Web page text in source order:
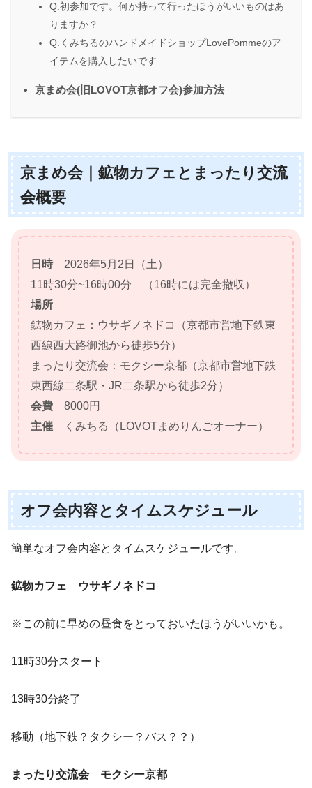
Q.初参加です。何か持って行ったほうがいいものはあ
りますか？
Q.くみちるのハンドメイドショップLovePommeのア
イテムを購入したいです
京まめ会(旧LOVOT京都オフ会)参加方法
京まめ会｜鉱物カフェとまったり交流
会概要
日時2026年5月2日（土）
11時30分~16時00分 （16時には完全撤収）
場所
鉱物カフェ：ウサギノネドコ（京都市営地下鉄東
西線西大路御池から徒歩5分）
まったり交流会：モクシー京都（京都市営地下鉄
東西線二条駅・JR二条駅から徒歩2分）
会費 8000円
主催 くみちる（LOVOTまめりんごオーナー）
オフ会内容とタイムスケジュール
簡単なオフ会内容とタイムスケジュールです。
鉱物カフェ ウサギノネドコ
※この前に早めの昼食をとっておいたほうがいいかも。
11時30分スタート
13時30分終了
移動（地下鉄？タクシー？バス？？）
まったり交流会 モクシー京都